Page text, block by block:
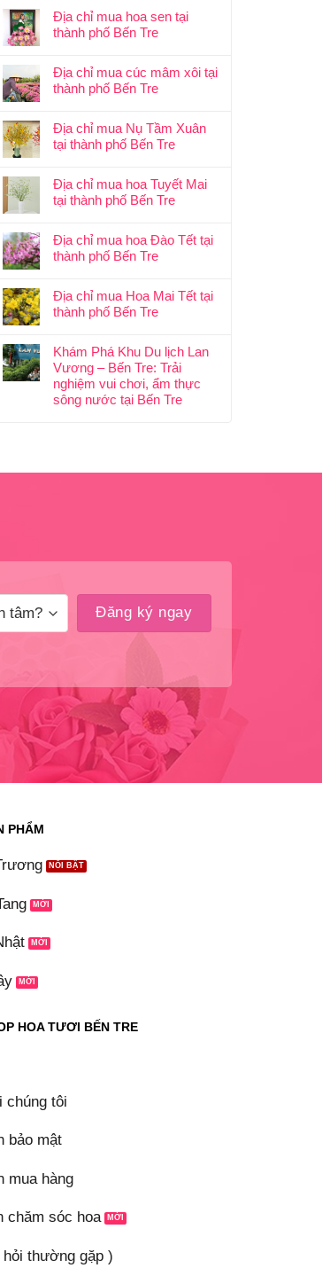
Địa chỉ mua hoa sen tại
thành phố Bến Tre
Địa chỉ mua cúc mâm xôi tại
thành phố Bến Tre
Địa chỉ mua Nụ Tầm Xuân
tại thành phố Bến Tre
Địa chỉ mua hoa Tuyết Mai
tại thành phố Bến Tre
Địa chỉ mua hoa Đào Tết tại
thành phố Bến Tre
Địa chỉ mua Hoa Mai Tết tại
thành phố Bến Tre
Khám Phá Khu Du lịch Lan
Vương – Bến Tre: Trải
nghiệm vui chơi, ẩm thực
sông nước tại Bến Tre
PHẨM
HOA TƯƠI BẾN TRE
chúng tôi
bảo mật
mua hàng
chăm sóc hoa
hỏi thường gặp )